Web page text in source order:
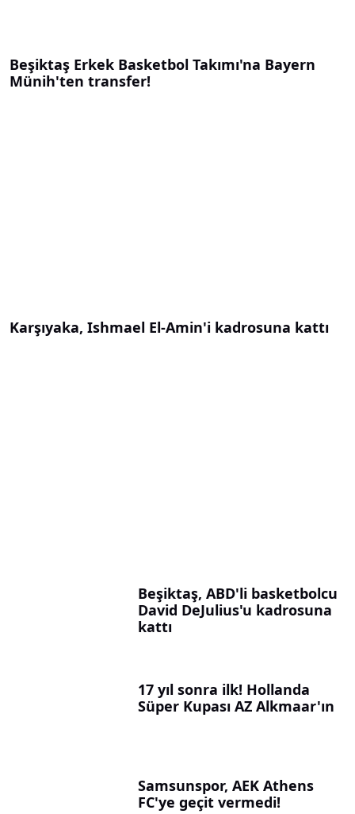
Beşiktaş Erkek Basketbol Takımı'na Bayern
Münih'ten transfer!
Karşıyaka, Ishmael El-Amin'i kadrosuna kattı
Beşiktaş, ABD'li basketbolcu
David DeJulius'u kadrosuna
kattı
17 yıl sonra ilk! Hollanda
Süper Kupası AZ Alkmaar'ın
Samsunspor, AEK Athens
FC'ye geçit vermedi!